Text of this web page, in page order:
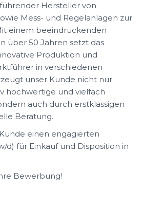
Hersteller von
Mess- und Regelanlagen zur
einem beeindruckenden
über 50 Jahren setzt das
Produktion und
in verschiedenen
unser Kunde nicht nur
hochwertige und vielfach
auch durch erstklassigen
Beratung.
einen engagierten
d) für Einkauf und Disposition in
Bewerbung!